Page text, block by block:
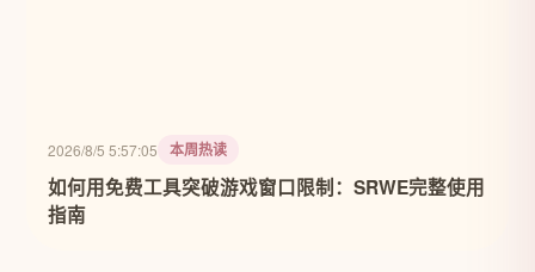
2026/8/5 5:57:05 本周热读
如何用免费工具突破游戏窗口限制：SRWE完整使用
指南